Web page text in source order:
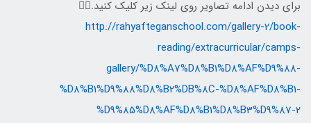
برای دیدن ادامه تصاویر روی لینک زیر کلیک کنید.👇🏻
http://rahyafteganschool.com/gallery-2/book-
reading/extracurricular/camps-
gallery/%D8%A7%D8%B1%D8%AF%D9%88-
%D8%B1%D9%88%D8%B2%DB%8C-%D8%AF%D8%B1-
%D9%85%D8%AF%D8%B1%D8%B3%D9%87-2